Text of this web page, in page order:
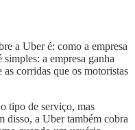
a Uber é: como a empresa
a empresa ganha
corridas que os motoristas
tipo de serviço, mas
disso, a Uber também cobra